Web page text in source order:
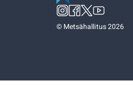
©Metsähallitus 2026